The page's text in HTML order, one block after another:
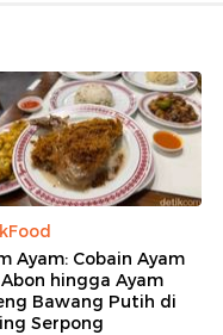
Ayam: Cobain Ayam
hingga Ayam
Bawang Putih di
Serpong